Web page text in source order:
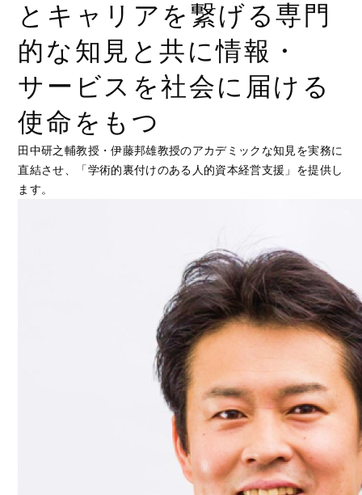
とキャリアを繋げる専門
的な知見と共に情報・
サービスを社会に届ける
使命をもつ
田中研之輔教授・伊藤邦雄教授のアカデミックな知見を実務に
直結させ、「学術的裏付けのある人的資本経営支援」を提供し
ます。